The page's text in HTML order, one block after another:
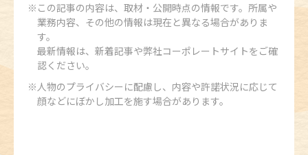
この記事の内容は、取材・公開時点の情報です。所属や
業務内容、その他の情報は現在と異なる場合がありま
す。
最新情報は、新着記事や弊社コーポレートサイトをご確
認ください。
人物のプライバシーに配慮し、内容や許諾状況に応じて
顔などにぼかし加工を施す場合があります。